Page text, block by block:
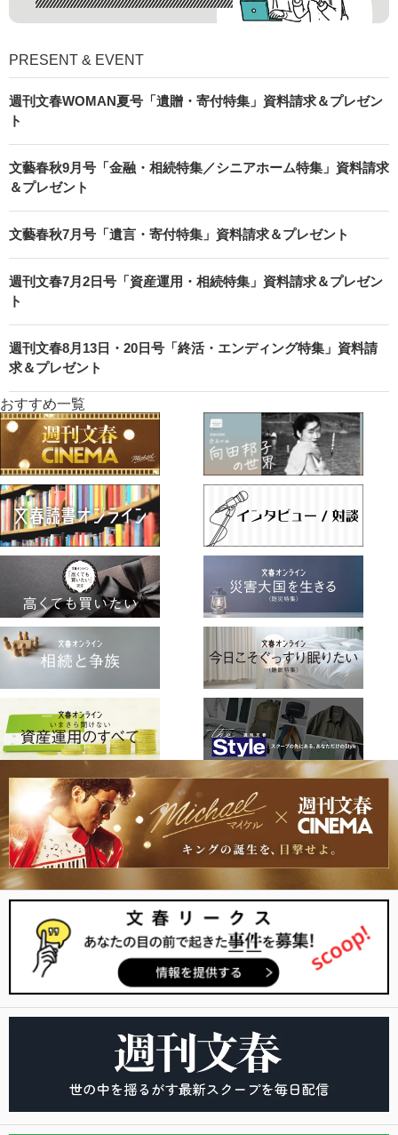
PRESENT & EVENT
週刊文春WOMAN夏号「遺贈・寄付特集」資料請求＆プレゼン
ト
文藝春秋9月号「金融・相続特集／シニアホーム特集」資料請求
＆プレゼント
文藝春秋7月号「遺言・寄付特集」資料請求＆プレゼント
週刊文春7月2日号「資産運用・相続特集」資料請求＆プレゼン
ト
週刊文春8月13日・20日号「終活・エンディング特集」資料請
求＆プレゼント
おすすめ一覧